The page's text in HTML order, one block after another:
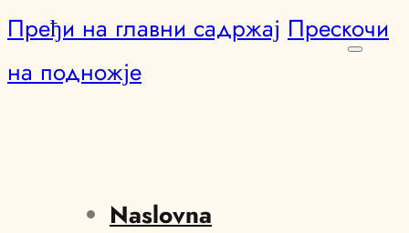
Пређи на главни садржај Прескочи
на подножје
Naslovna